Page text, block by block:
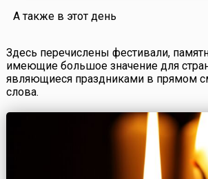
А также в этот день
Здесь перечислены фестивали,
имеющие большое значение для
являющиеся праздниками в прямом
слова.